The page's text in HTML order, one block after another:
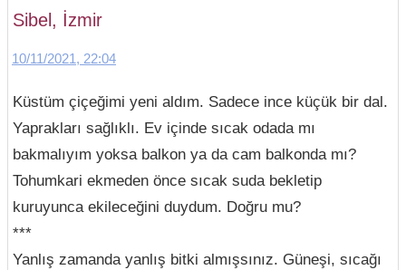
Sibel, İzmir
10/11/2021, 22:04
Küstüm çiçeğimi yeni aldım. Sadece ince küçük bir dal.
Yaprakları sağlıklı. Ev içinde sıcak odada mı
bakmalıyım yoksa balkon ya da cam balkonda mı?
Tohumkari ekmeden önce sıcak suda bekletip
kuruyunca ekileceğini duydum. Doğru mu?
***
Yanlış zamanda yanlış bitki almışsınız. Güneşi, sıcağı